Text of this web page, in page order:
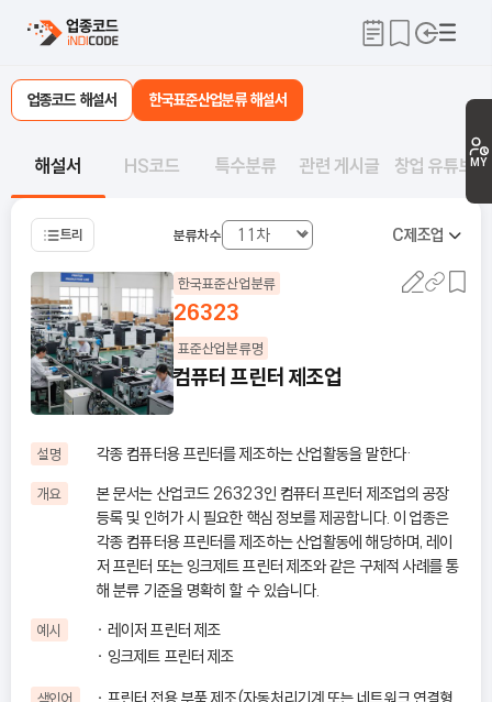
MY
업종코드 해설서 한국표준산업분류 해설서
해설서 HS코드 특수분류 관련 게시글 창업 유튜브
트리 분류차수 C제조업
한국표준산업분류
26323
표준산업분류명
컴퓨터 프린터 제조업
설명 각종 컴퓨터용 프린터를 제조하는 산업활동을 말한다·
개요
본 문서는 산업코드 26323인 컴퓨터 프린터 제조업의 공장
등록 및 인허가 시 필요한 핵심 정보를 제공합니다. 이 업종은
각종 컴퓨터용 프린터를 제조하는 산업활동에 해당하며, 레이
저 프린터 또는 잉크제트 프린터 제조와 같은 구체적 사례를 통
해 분류 기준을 명확히 할 수 있습니다.
예시
레이저 프린터 제조
잉크제트 프린터 제조
색인어